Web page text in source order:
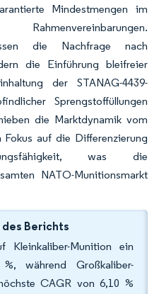
Mindestmengen im
die Nachfrage nach
die Einführung bleifreier
der STANAG-4439-
Sprengstoffüllungen
die Marktdynamik vom
auf die Differenzierung
was die
NATO-Munitionsmarkt
Berichts
Kleinkaliber-Munition ein
während Großkaliber-
CAGR von 6,10 %